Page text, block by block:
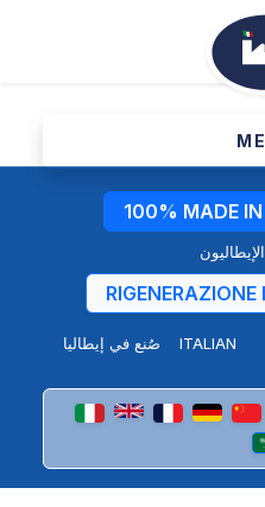
100% MADE
صُنع في إيطاليا ITALIAN
الصغيرة